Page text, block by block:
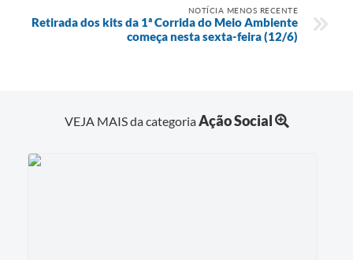
NOTÍCIA MENOS RECENTE
Retirada dos kits da 1ª Corrida do Meio Ambiente
começa nesta sexta-feira (12/6)
VEJA MAIS da categoriaAção Social